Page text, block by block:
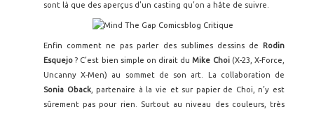
sont là que des aperçus d’un casting qu’on a hâte de suivre.
Enfin comment ne pas parler des sublimes dessins de Rodin
Esquejo ? C’est bien simple on dirait duMike Choi(X-23, X-Force,
Uncanny X-Men) au sommet de son art. La collaboration de
Sonia Oback, partenaire à la vie et sur papier de Choi, n’y est
sûrement pas pour rien. Surtout au niveau des couleurs, très